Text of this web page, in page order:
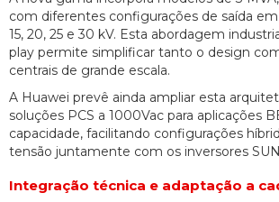
com diferentes configurações de saída
15, 20, 25 e 30 kV. Esta abordagem
play permite simplificar tanto o design
centrais de grande escala.
A Huawei prevê ainda ampliar esta
soluções PCS a 1000Vac para aplicações
capacidade, facilitando configurações
tensão juntamente com os inversores
Integração técnica e adaptação a